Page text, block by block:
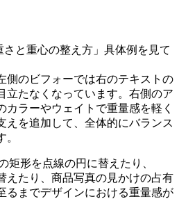
と重心の整え方」具体例を見て
側のビフォーでは右のテキストの
立たなくなっています。右側のア
カラーやウェイトで重量感を軽く
えを追加して、全体的にバランス
矩形を点線の円に替えたり、
えたり、商品写真の見かけの占有
るまでデザインにおける重量感が